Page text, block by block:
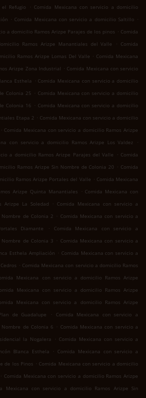
Refugio
. Comida Mexicana con servicio a domicilio
. Comida Mexicana con servicio a domicilio Saltillo .
a domicilio Ramos Arizpe Parajes de los pinos . Comida
Ramos Arizpe Manantiales del Valle
. Comida
Ramos Arizpe Lomas Del Valle . Comida Mexicana
Arizpe Zona Industrial . Comida Mexicana con servicio
Esthela . Comida Mexicana con servicio a domicilio
Colonia 25 . Comida Mexicana con servicio a domicilio
Colonia 16 . Comida Mexicana con servicio a domicilio
Etapa 2 . Comida Mexicana con servicio a domicilio
. Comida Mexicana con servicio a domicilio Ramos Arizpe
con servicio a domicilio Ramos Arizpe Los Valdez
.
a domicilio Ramos Arizpe Parajes del Valle
. Comida
Ramos Arizpe Sin Nombre de Colonia 20 . Comida
Ramos Arizpe Portales del Valle . Comida Mexicana
Arizpe Quinta Manantiales
. Comida Mexicana con
Arizpe La Soledad
. Comida Mexicana con servicio a
de Colonia 2 . Comida Mexicana con servicio a
Diamante
.
Comida Mexicana con servicio a
de Colonia 3 . Comida Mexicana con servicio a
Esthela Ampliación . Comida Mexicana con servicio a
. Comida Mexicana con servicio a domicilio Ramos
Mexicana con servicio a domicilio Ramos Arizpe
Mexicana con servicio a domicilio Ramos Arizpe
Mexicana con servicio a domicilio Ramos Arizpe
de Guadalupe
.
Comida Mexicana con servicio a
de Colonia 6 . Comida Mexicana con servicio a
la Nogalera
. Comida Mexicana con servicio a
Blanca Esthela
. Comida Mexicana con servicio a
de los Pinos . Comida Mexicana con servicio a domicilio
. Comida Mexicana con servicio a domicilio Ramos Arizpe
Mexicana con servicio a domicilio Ramos Arizpe Sin